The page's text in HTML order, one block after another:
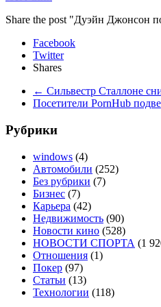
Share the post "Дуэйн Джонсон
Facebook
Twitter
Shares
← Сильвестр Сталлоне
Посетители PornHub
Рубрики
windows (4)
Автомобили (252)
Без рубрики (7)
Бизнес (7)
Карьера (42)
Недвижимость (90)
Новости кино (528)
НОВОСТИ СПОРТА (1
Отношения (1)
Покер (97)
Статьи (13)
Технологии (118)